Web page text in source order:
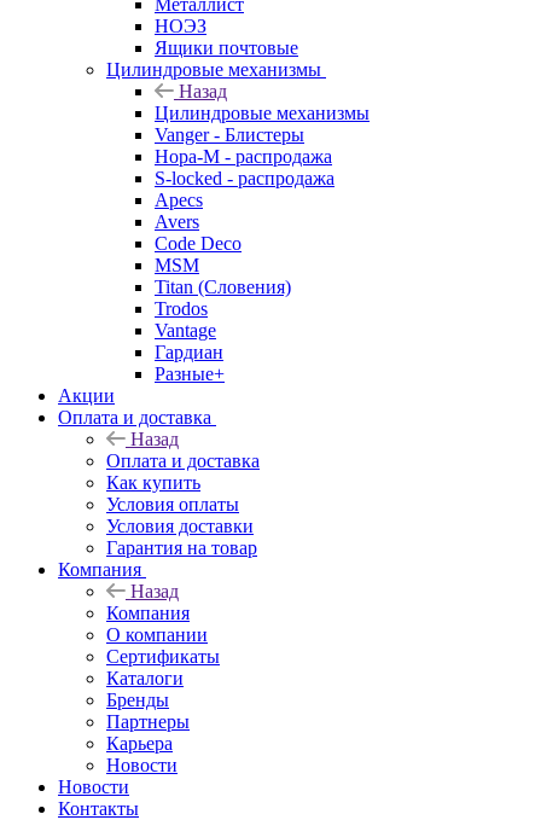
НОЭЗ
Ящики почтовые
Цилиндровые механизмы
Назад
Цилиндровые механизмы
Vanger - Блистеры
Нора-М - распродажа
S-locked - распродажа
Apecs
Avers
Code Deco
MSM
Titan (Словения)
Trodos
Vantage
Гардиан
Разные+
Акции
Оплата и доставка
Назад
Оплата и доставка
Как купить
Условия оплаты
Условия доставки
Гарантия на товар
Компания
Назад
Компания
О компании
Сертификаты
Каталоги
Бренды
Партнеры
Карьера
Новости
Новости
Контакты